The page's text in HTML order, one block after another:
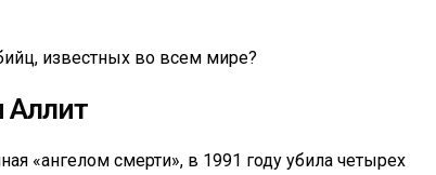
известных во всем мире?
Аллит
«ангелом смерти», в 1991 году убила четырех